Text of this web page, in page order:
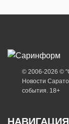
© 2006-2026 ©
Новости
события. 18+
НАВИГАЦИЯ